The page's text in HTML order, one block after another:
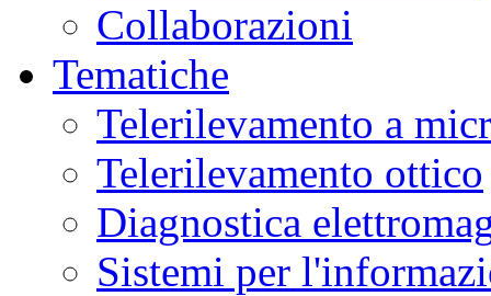
Collaborazioni
Tematiche
Telerilevamento a
Telerilevamento ottico
Diagnostica
Sistemi per